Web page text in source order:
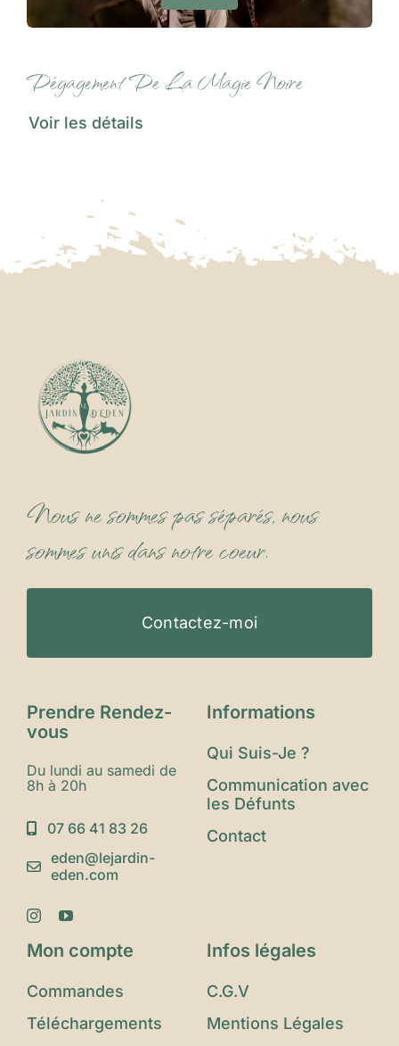
Dégagement De La Magie Noire
Voir les détails
Nous ne sommes pas séparés, nous
sommes unis dans notre coeur.
Contactez-moi
Prendre Rendez-
vous
Du lundi au samedi de
8h à 20h
07 66 41 83 26
eden@lejardin-
eden.com
Informations
Qui Suis-Je ?
Communication avec
les Défunts
Contact
Mon compte
Commandes
Téléchargements
Infos légales
C.G.V
Mentions Légales